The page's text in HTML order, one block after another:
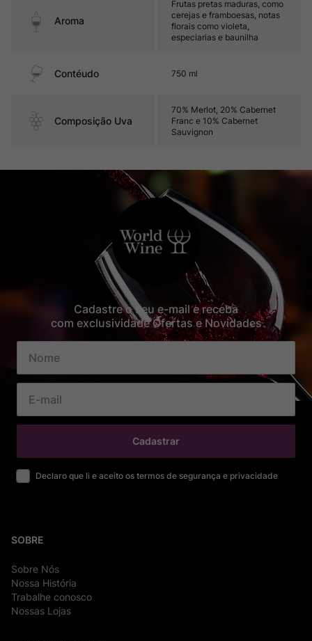
Aroma
Frutas pretas maduras, como
cerejas e framboesas, notas
florais como violeta,
especiarias e baunilha
Contéudo 750 ml
Composição Uva
70% Merlot, 20% Cabernet
Franc e 10% Cabernet
Sauvignon
Cadastre o seu e-mail e receba
com exclusividade Ofertas e Novidades
Cadastrar
Declaro que li e aceito os termos de segurança e privacidade
SOBRE
Sobre Nós
Nossa História
Trabalhe conosco
Nossas Lojas